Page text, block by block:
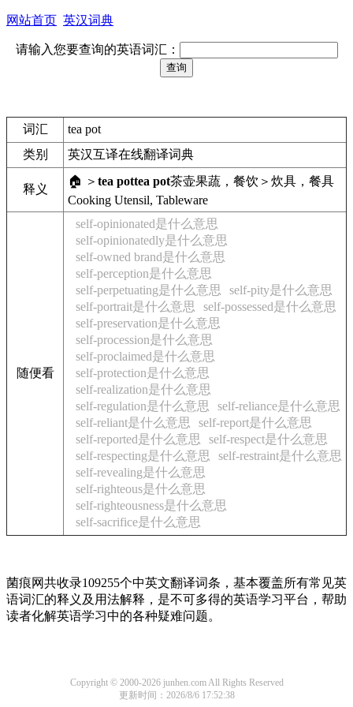
网站首页 英汉词典
请输入您要查询的英语词汇：
词汇
tea pot
类别
英汉互译在线翻译词典
释义
🏠 ＞ tea pottea pot茶壶果蔬，餐饮＞炊具，餐具
Cooking Utensil, Tableware
随便看
self-opinionated是什么意思
self-opinionatedly是什么意思
self-owned brand是什么意思
self-perception是什么意思
self-perpetuating是什么意思
self-pity是什么意思
self-portrait是什么意思
self-possessed是什么意思
self-preservation是什么意思
self-procession是什么意思
self-proclaimed是什么意思
self-protection是什么意思
self-realization是什么意思
self-regulation是什么意思
self-reliance是什么意思
self-reliant是什么意思
self-report是什么意思
self-reported是什么意思
self-respect是什么意思
self-respecting是什么意思
self-restraint是什么意思
self-revealing是什么意思
self-righteous是什么意思
self-righteousness是什么意思
self-sacrifice是什么意思
菌痕网共收录109255个中英文翻译词条，基本覆盖所有常见英
语词汇的释义及用法解释，是不可多得的英语学习平台，帮助
读者化解英语学习中的各种疑难问题。
Copyright © 2000-2026 junhen.com All Rights Reserved
更新时间：2026/8/6 17:52:38